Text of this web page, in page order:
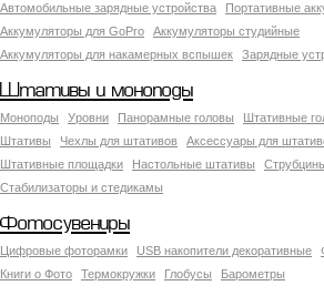
Автомобильные зарядные устройства
Портативные
Аккумуляторы для GoPro
Аккумуляторы студийные
Аккумуляторы для накамерных вспышек
Зарядные
Штативы и моноподы
Моноподы Уровни Панорамные головы Штативные
Штативы
Чехлы для штативов
Аксессуары для
Штативные площадки
Настольные штативы
Стабилизаторы и стедикамы
Фотосувениры
Цифровые фоторамки USB накопители декоративные
Книги о Фото
Термокружки Глобусы Барометры